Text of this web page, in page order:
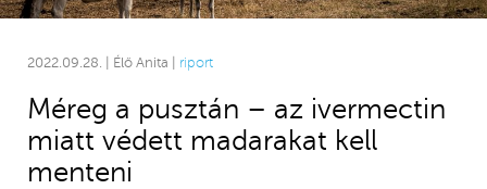
2022.09.28. | Élő Anita | riport
Méreg a pusztán – az ivermectin
miatt védett madarakat kell
menteni